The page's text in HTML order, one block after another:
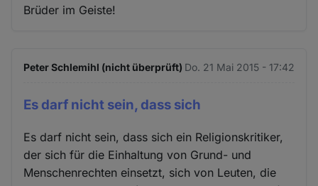
Brüder im Geiste!
Peter Schlemihl (nicht überprüft) Do. 21 Mai 2015 - 17:42
Es darf nicht sein, dass sich
Es darf nicht sein, dass sich ein Religionskritiker,
der sich für die Einhaltung von Grund- und
Menschenrechten einsetzt, sich von Leuten, die